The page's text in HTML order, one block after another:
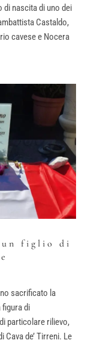
di nascita di uno dei
Castaldo,
cavese e Nocera
un figlio di
sacrificato la
figura di
particolare rilievo,
de’ Tirreni. Le